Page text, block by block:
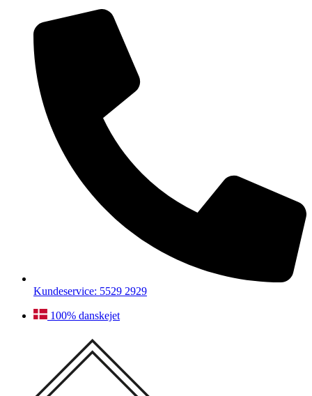
Kundeservice: 5529 2929
100% danskejet